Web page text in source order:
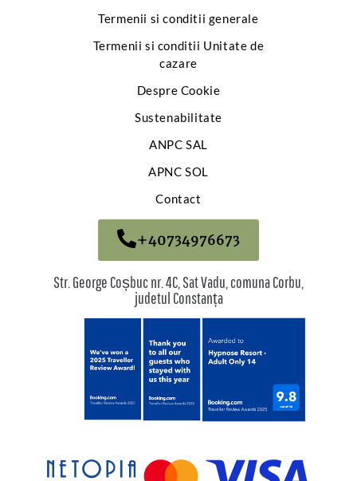
Termenii si conditii generale
Termenii si conditii Unitate de
cazare
Despre Cookie
Sustenabilitate
ANPC SAL
APNC SOL
Contact
+40734976673
Str. George Coșbuc nr. 4C, Sat Vadu, comuna Corbu,
judetul Constanța